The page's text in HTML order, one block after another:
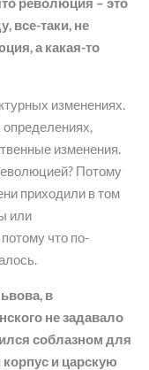
все-таки, не
а какая-то
изменениях.
изменения.
Потому
приходили в том
или
что по-
в
не задавало
соблазном для
и царскую